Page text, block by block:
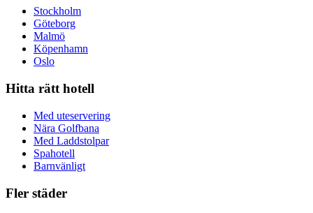
Stockholm
Göteborg
Malmö
Köpenhamn
Oslo
Hitta rätt hotell
Med uteservering
Nära Golfbana
Med Laddstolpar
Spahotell
Barnvänligt
Fler städer